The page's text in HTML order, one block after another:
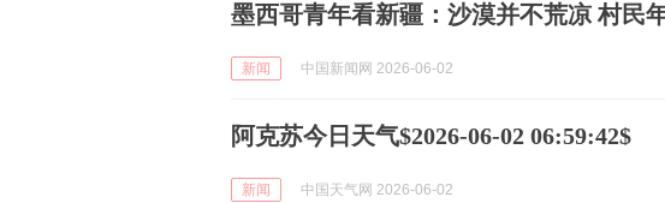
墨西哥青年看新疆：沙漠并不荒凉 村民
新闻 中国新闻网 2026-06-02
阿克苏今日天气$2026-06-02 06:59:42$
新闻 中国天气网 2026-06-02